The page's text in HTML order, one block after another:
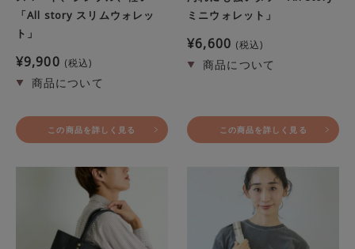
「All story スリムウォレッ
ト」
¥9,900 税込
この商品を詳しく見る
ミニウォレット」
¥6,600 税込
この商品を詳しく見る